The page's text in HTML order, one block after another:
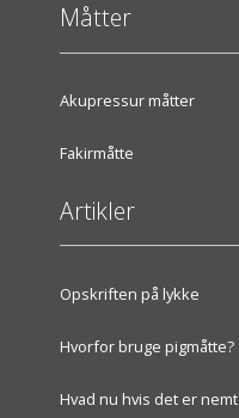
Måtter
Akupressur måtter
Fakirmåtte
Artikler
Opskriften på lykke
Hvorfor bruge pigmåtte?
Hvad nu hvis det er nemt